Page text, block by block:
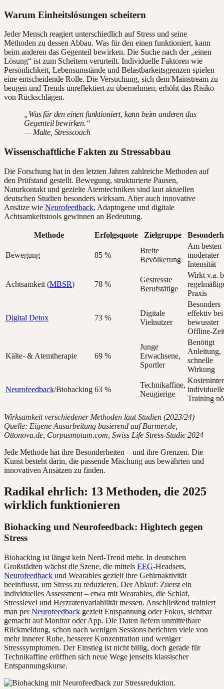
Warum Einheitslösungen scheitern
Jeder Mensch reagiert unterschiedlich auf Stress und seine
Methoden zu dessen Abbau. Was für den einen funktioniert, kann
beim anderen das Gegenteil bewirken. Die Suche nach der „einen
Lösung“ ist zum Scheitern verurteilt. Individuelle Faktoren wie
Persönlichkeit, Lebensumstände und Belastbarkeitsgrenzen spielen
eine entscheidende Rolle. Die Versuchung, sich dem Mainstream zu
beugen und Trends unreflektiert zu übernehmen, erhöht das Risiko
von Rückschlägen.
„Was für den einen funktioniert, kann beim anderen das
Gegenteil bewirken.“
— Malte, Stresscoach
Wissenschaftliche Fakten zu Stressabbau
Die Forschung hat in den letzten Jahren zahlreiche Methoden auf
den Prüfstand gestellt. Bewegung, strukturierte Pausen,
Naturkontakt und gezielte Atemtechniken sind laut aktuellen
deutschen Studien besonders wirksam. Aber auch innovative
Ansätze wie Neurofeedback, Adaptogene und digitale
Achtsamkeitstools gewinnen an Bedeutung.
Methode Erfolgsquote Zielgruppe
Bewegung 85 %
Breite
Bevölkerung
Am besten
moderater
Intensität
Achtsamkeit (MBSR) 78 %
Gestresste
Berufstätige
Wirkt v.a.
Praxis
Digital Detox 73 %
Digitale
Vielnutzer
Besonders
effektiv bei
bewusster
Offline-
Kälte- & Atemtherapie 69 %
Junge
Erwachsene,
Sportler
Benötigt
Anleitung,
schnelle
Wirkung
Neurofeedback/Biohacking 63 %
Technikaffine,
Neugierige
Training
Wirksamkeit verschiedener Methoden laut Studien (2023/24)
Quelle: Eigene Ausarbeitung basierend auf Barmer.de,
Ottonova.de, Corpusmotum.com, Swiss Life Stress-Studie 2024
Jede Methode hat ihre Besonderheiten – und ihre Grenzen. Die
Kunst besteht darin, die passende Mischung aus bewährten und
innovativen Ansätzen zu finden.
Radikal ehrlich: 13 Methoden, die 2025
wirklich funktionieren
Biohacking und Neurofeedback: Hightech gegen
Stress
Biohacking ist längst kein Nerd-Trend mehr. In deutschen
Großstädten wächst die Szene, die mittels EEG-Headsets,
Neurofeedback und Wearables gezielt ihre Gehirnaktivität
beeinflusst, um Stress zu reduzieren. Der Ablauf: Zuerst ein
individuelles Assessment – etwa mit Wearables, die Schlaf,
Stresslevel und Herzratenvariabilität messen. Anschließend trainiert
man perNeurofeedback gezielt Entspannung oder Fokus, sichtbar
gemacht auf Monitor oder App. Die Daten liefern unmittelbare
Rückmeldung, schon nach wenigen Sessions berichten viele von
mehr innerer Ruhe, besserer Konzentration und weniger
Stresssymptomen. Der Einstieg ist nicht billig, doch gerade für
Technikaffine eröffnen sich neue Wege jenseits klassischer
Entspannungskurse.